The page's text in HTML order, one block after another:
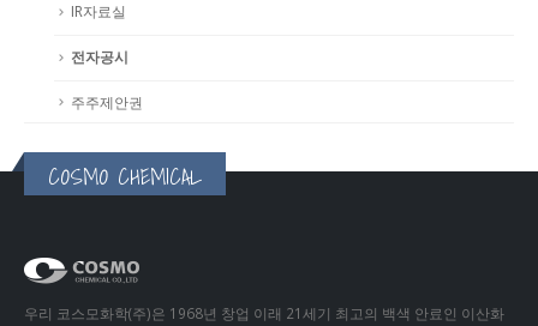
IR자료실
전자공시
주주제안권
COSMO CHEMICAL
우리 코스모화학(주)은 1968년 창업 이래 21세기 최고의 백색 안료인 이산화